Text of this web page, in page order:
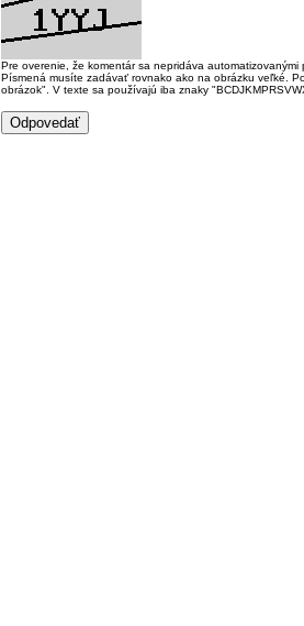
Pre overenie, že komentár sa nepridáva
Písmená musíte zadávať rovnako ako na obrázku veľké.
obrázok". V texte sa používajú iba znaky